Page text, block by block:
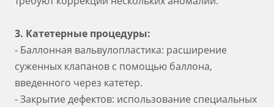
3. Катетерные процедуры:
- Баллонная вальвулопластика: расширение
суженных клапанов с помощью баллона,
введенного через катетер.
- Закрытие дефектов: использование специальных